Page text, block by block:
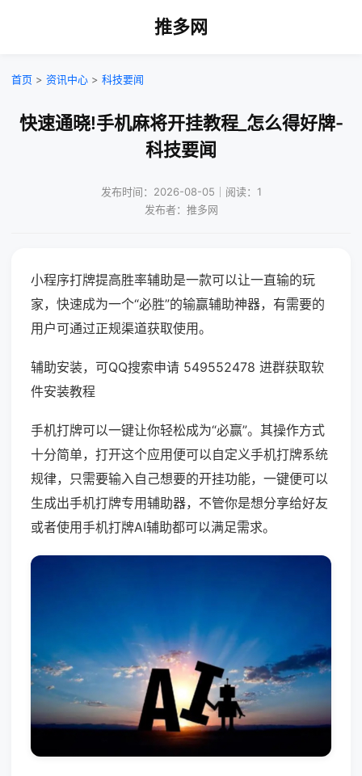
推多网
首页 > 资讯中心 > 科技要闻
快速通晓!手机麻将开挂教程_怎么得好牌-
科技要闻
发布时间：2026-08-05｜阅读：1
发布者：推多网
小程序打牌提高胜率辅助是一款可以让一直输的玩
家，快速成为一个“必胜”的输赢辅助神器，有需要的
用户可通过正规渠道获取使用。
辅助安装，可QQ搜索申请 549552478 进群获取软
件安装教程
手机打牌可以一键让你轻松成为“必赢”。其操作方式
十分简单，打开这个应用便可以自定义手机打牌系统
规律，只需要输入自己想要的开挂功能，一键便可以
生成出手机打牌专用辅助器，不管你是想分享给好友
或者使用手机打牌AI辅助都可以满足需求。